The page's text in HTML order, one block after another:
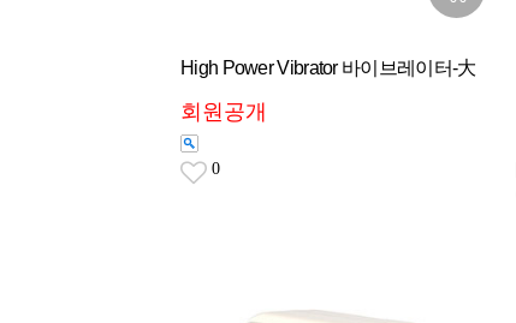
High Power Vibrator 바이브레이터-大
회원공개
0